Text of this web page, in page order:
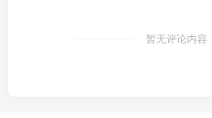
暂无评论内容